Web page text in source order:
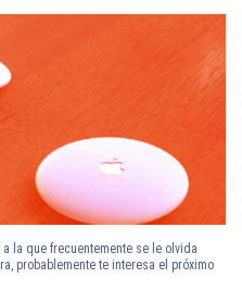
la que frecuentemente se le olvida
probablemente te interesa el próximo